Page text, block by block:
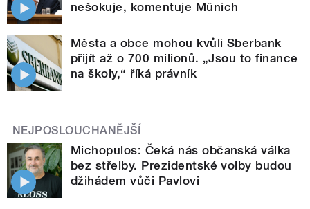
nešokuje, komentuje Münich
Města a obce mohou kvůli Sberbank
přijít až o 700 milionů. „Jsou to finance
na školy,“ říká právník
NEJPOSLOUCHANĚJŠÍ
Michopulos: Čeká nás občanská válka
bez střelby. Prezidentské volby budou
džihádem vůči Pavlovi